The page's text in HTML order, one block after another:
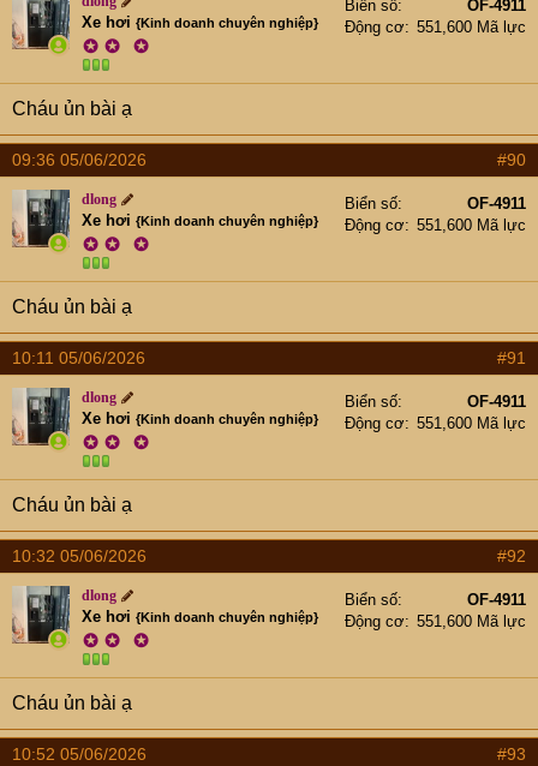
Xe hơi {Kinh doanh chuyên nghiệp}
✪ ✪ ✪
Biển số
OF-4911
Động cơ
551,600 Mã lực
Cháu ủn bài ạ
09:36 05/06/2026 #90
dlong
Xe hơi {Kinh doanh chuyên nghiệp}
✪ ✪ ✪
Biển số
OF-4911
Động cơ
551,600 Mã lực
Cháu ủn bài ạ
10:11 05/06/2026 #91
dlong
Xe hơi {Kinh doanh chuyên nghiệp}
✪ ✪ ✪
Biển số
OF-4911
Động cơ
551,600 Mã lực
Cháu ủn bài ạ
10:32 05/06/2026 #92
dlong
Xe hơi {Kinh doanh chuyên nghiệp}
✪ ✪ ✪
Biển số
OF-4911
Động cơ
551,600 Mã lực
Cháu ủn bài ạ
10:52 05/06/2026 #93